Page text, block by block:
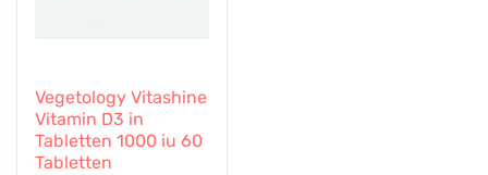
Vegetology Vitashine
Vitamin D3 in
Tabletten 1000 iu 60
Tabletten